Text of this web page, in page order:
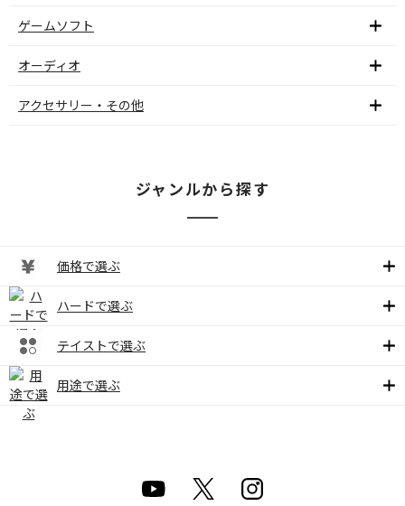
ゲームソフト
オーディオ
アクセサリー・その他
ジャンルから探す
価格で選ぶ
ハードで選ぶ
テイストで選ぶ
用途で選ぶ